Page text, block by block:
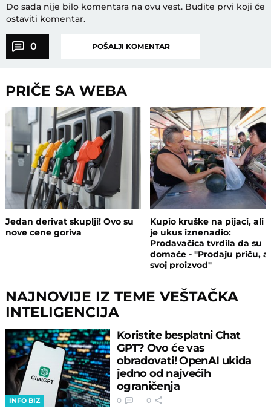
Do sada nije bilo komentara na ovu vest. Budite prvi koji će
ostaviti komentar.
0 POŠALJI KOMENTAR
PRIČE SA WEBA
Jedan derivat skuplji! Ovo su
nove cene goriva
Kupio kruške na pijaci, ali
je ukus iznenadio:
Prodavačica tvrdila da su
domaće - "Prodaju priču, a
svoj proizvod"
NAJNOVIJE IZ TEME VEŠTAČKA
INTELIGENCIJA
INFO BIZ
Koristite besplatni Chat
GPT? Ovo će vas
obradovati! OpenAI ukida
jedno od najvećih
ograničenja
0 0